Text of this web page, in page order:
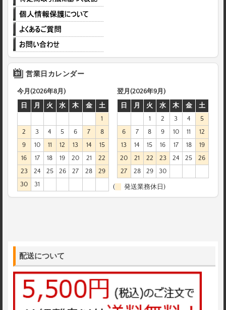
営業日カレンダー
今月(2026年8月)
日
月 火 水 木 金
土
1
2
3 4 5 6 7
8
9
10 11 12 13 14
15
16
17 18 19 20 21
22
23
24 25 26 27 28
29
30
31
翌月(2026年9月)
日
月 火 水 木 金
土
1
2 3 4
5
6
7 8 9 10 11
12
13
14 15 16 17 18
19
20
21 22 23 24 25
26
27
28 29 30
( 発送業務休日)
配送について